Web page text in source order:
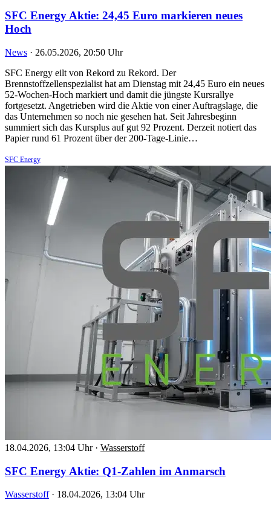
SFC Energy Aktie: 24,45 Euro markieren neues
Hoch
News · 26.05.2026, 20:50 Uhr
SFC Energy eilt von Rekord zu Rekord. Der
Brennstoffzellenspezialist hat am Dienstag mit 24,45 Euro ein neues
52-Wochen-Hoch markiert und damit die jüngste Kursrallye
fortgesetzt. Angetrieben wird die Aktie von einer Auftragslage, die
das Unternehmen so noch nie gesehen hat. Seit Jahresbeginn
summiert sich das Kursplus auf gut 92 Prozent. Derzeit notiert das
Papier rund 61 Prozent über der 200-Tage-Linie…
SFC Energy
18.04.2026, 13:04 Uhr · Wasserstoff
SFC Energy Aktie: Q1-Zahlen im Anmarsch
Wasserstoff · 18.04.2026, 13:04 Uhr